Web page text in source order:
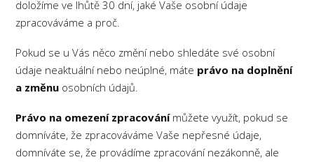
doložíme ve lhůtě 30 dní, jaké Vaše osobní údaje
zpracováváme a proč.
Pokud se u Vás něco změní nebo shledáte své osobní
údaje neaktuální nebo neúplné, máte právo na doplnění
a změnu osobních údajů.
Právo na omezení zpracovánímůžete využít, pokud se
domníváte, že zpracováváme Vaše nepřesné údaje,
domníváte se, že provádíme zpracování nezákonně, ale